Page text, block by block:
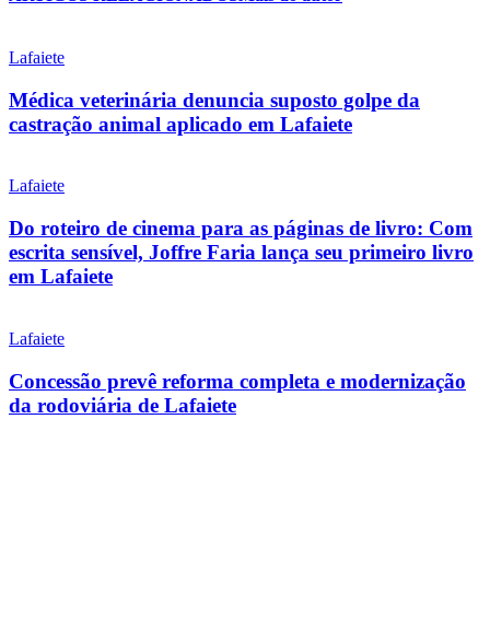
Lafaiete
Médica veterinária denuncia suposto golpe da
castração animal aplicado em Lafaiete
Lafaiete
Do roteiro de cinema para as páginas de livro: Com
escrita sensível, Joffre Faria lança seu primeiro livro
em Lafaiete
Lafaiete
Concessão prevê reforma completa e modernização
da rodoviária de Lafaiete